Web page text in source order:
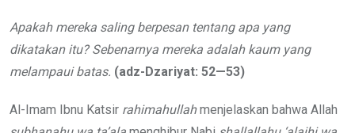
Apakah mereka saling berpesan tentang apa yang
dikatakan itu? Sebenarnya mereka adalah kaum yang
melampaui batas. (adz-Dzariyat: 52—53)
Al-Imam Ibnu Katsir rahimahullahmenjelaskan bahwa Allah